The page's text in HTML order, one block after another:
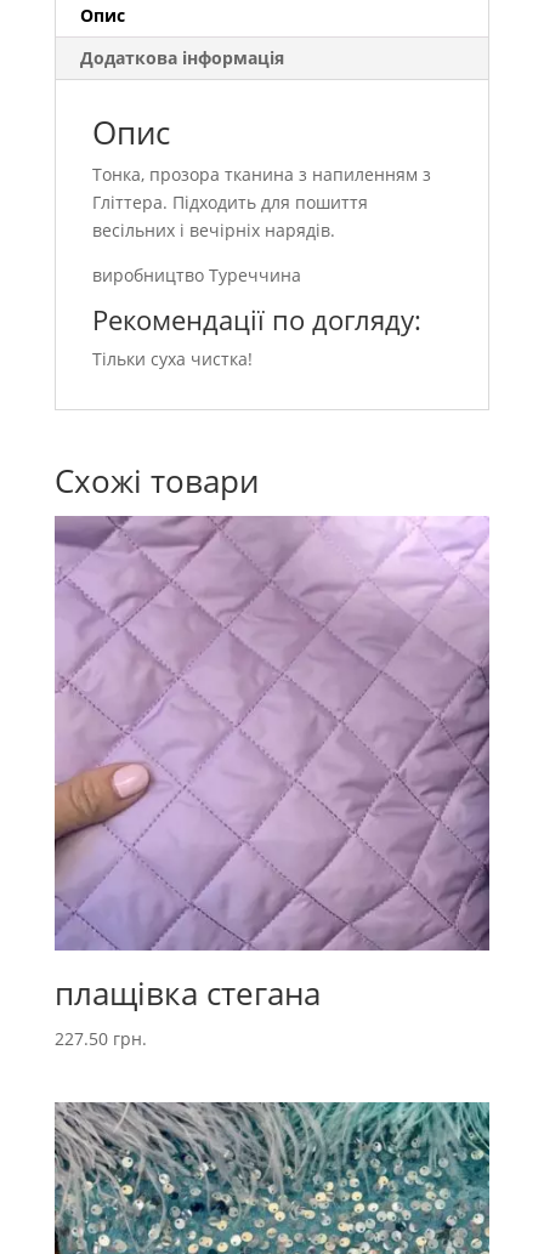
Опис
Додаткова інформація
Опис
Тонка, прозора тканина з напиленням з
Гліттера. Підходить для пошиття
весільних і вечірніх нарядів.
виробництво Туреччина
Рекомендації по догляду:
Тільки суха чистка!
Схожі товари
плащівка стегана
227.50 грн.